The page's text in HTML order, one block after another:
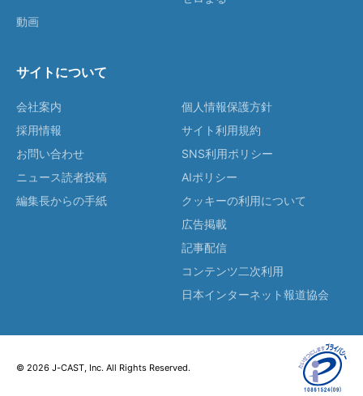
動画
サイトについて
会社案内
採用情報
お問い合わせ
ニュース読者投稿
編集長からの手紙
個人情報保護方針
サイト利用規約
SNS利用ポリシー
AIポリシー
クッキーの利用について
広告掲載
記事配信
コンテンツ二次利用
日本インターネット報道協会
© 2026 J-CAST, Inc. All Rights Reserved.